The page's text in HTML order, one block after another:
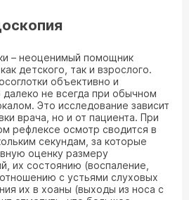
– неоценимый помощник
детского, так и взрослого.
объективно и
не всегда при обычном
Это исследование зависит
врача, но и от пациента. При
рефлексе осмотр сводится в
секундам, за которые
оценку размеру
их состоянию (воспаление,
с устьями слуховых
их в хоаны (выходы из носа с